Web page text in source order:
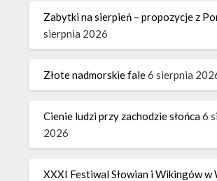
Zabytki na sierpień – propozycje z
sierpnia 2026
Złote nadmorskie fale6 sierpnia
Cienie ludzi przy zachodzie słońca6
2026
XXXI Festiwal Słowian i Wikingów w